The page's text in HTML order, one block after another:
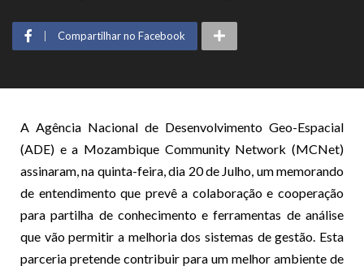
Compartilhar no Facebook
A Agência Nacional de Desenvolvimento Geo-Espacial
(ADE) e a Mozambique Community Network (MCNet)
assinaram, na quinta-feira, dia 20 de Julho, um memorando
de entendimento que prevê a colaboração e cooperação
para partilha de conhecimento e ferramentas de análise
que vão permitir a melhoria dos sistemas de gestão. Esta
parceria pretende contribuir para um melhor ambiente de